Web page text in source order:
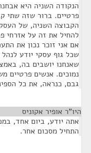
הנקודה השניה היא
פרטיים. ברור שזה שתי
הקבוצה השניה, של
להחיל את זה על אזרחי
אם אני זוכר נכון את
שכל גוף עסקי יודע
שאנחנו יושבים בה,
נמוכים. אנשים פרטיים
גבם, כנראה, את כל
היו"ר אופיר אקוניס
התחיל מסכום אחר.